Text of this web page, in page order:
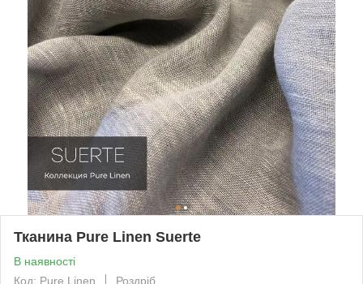
Тканина Pure Linen Suerte
В наявності
Код: Pure Linen
Роздріб